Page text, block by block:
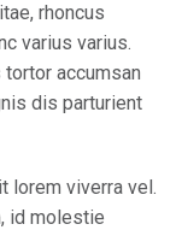
rhoncus
varius varius.
accumsan
dis parturient
lorem viverra vel.
id molestie